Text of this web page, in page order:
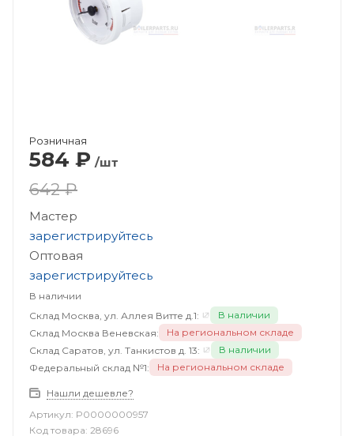
Розничная
584 ₽ /шт
642 ₽
Мастер
зарегистрируйтесь
Оптовая
зарегистрируйтесь
В наличии
Склад Москва, ул. Аллея Витте д.1:
В наличии
Склад Москва Веневская:
На региональном складе
Склад Саратов, ул. Танкистов д. 13:
В наличии
Федеральный склад №1:
На региональном складе
Нашли дешевле?
Артикул: P0000000957
Код товара: 28696